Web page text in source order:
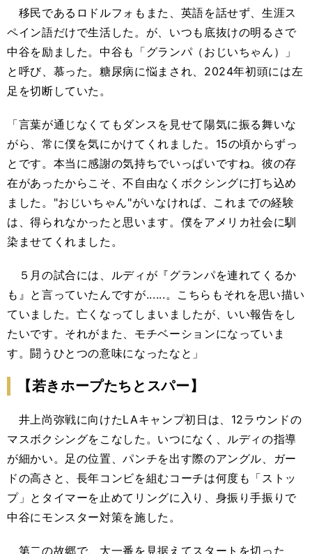
移民であるロドルフォもまた、英語を話せず、生涯ス
ペイン語だけで生活した。が、いつも底抜けの明るさで
中谷を励ました。中谷も「グランパ（おじいちゃん）」
と呼び、慕った。糖尿病に悩まされ、2024年初頭には左
足を切断していた。
「言葉が通じなくてもダンスを見せて陽気に振る舞いな
がら、常に僕を気にかけてくれました。15の頃からずっ
とです。本当に感謝の気持ちでいっぱいですね。彼の存
在があったからこそ、不自由なくボクシングに打ち込め
ました。"おじいちゃん"がいなければ、これまでの経験
は、得られなかったと思います。僕をアメリカ社会に馴
染ませてくれました。
５月の試合には、ルディが『グランパを連れてくるか
も』と言っていたんですが......。こちらもそれを思い描い
ていました。亡くなってしまいましたが、いい報告をし
たいです。それがまた、モチベーションになっていま
す。闘うひとつの意味になったなと」
【若きホープたちとスパー】
井上尚弥戦に向けたLAキャンプ初日は、12ラウンドの
マスボクシングをこなした。いつになく、ルディの指導
が細かい。足の位置、パンチを出す際のアングル、ガー
ドの高さと、長年コンビを組むコーチは何度も「ストッ
プ」とタイマーを止めてリングに入り、身振り手振りで
中谷にモンスター対策を施した。
第二の故郷で、大一番を見据えてスタートを切った